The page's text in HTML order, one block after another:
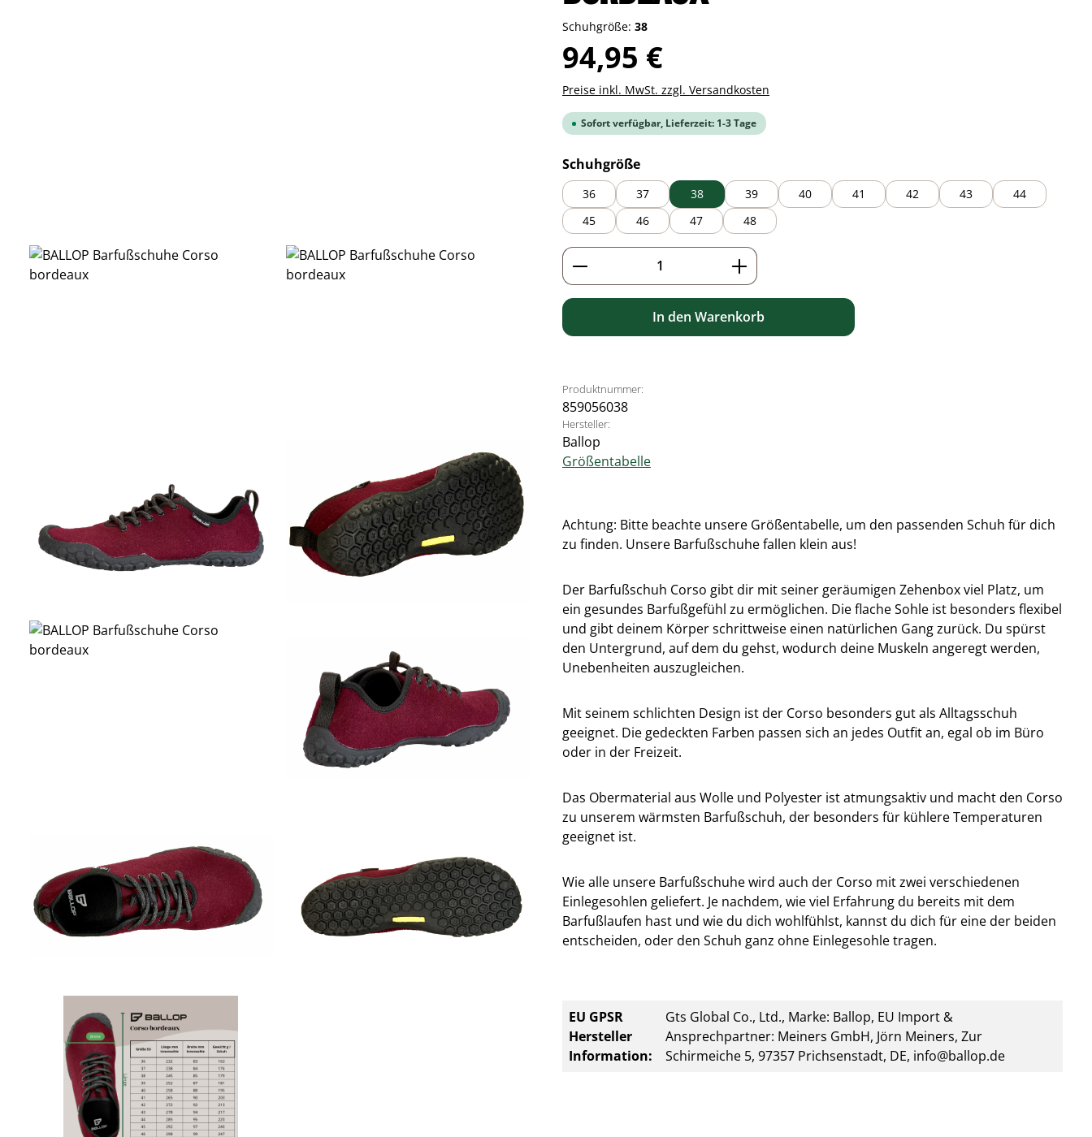
Schuhgröße: 38
Regulärer Preis:
94,95 €
Preise inkl. MwSt. zzgl. Versandkosten
Sofort verfügbar, Lieferzeit: 1-3 Tage
Schuhgrößeauswählen
36 37 38 39 40 41 42 43
44
45
46 47 48
Produkt Anzahl: Gib den gewünschten Wert ein oder
In den Warenkorb
Produktnummer:
859056038
Hersteller:
Ballop
Größentabelle
Achtung: Bitte beachte unsere Größentabelle, um den passenden Schuh für dich
zu finden. Unsere Barfußschuhe fallen klein aus!
Der Barfußschuh Corso gibt dir mit seiner geräumigen Zehenbox viel Platz, um
ein gesundes Barfußgefühl zu ermöglichen. Die flache Sohle ist besonders flexibel
und gibt deinem Körper schrittweise einen natürlichen Gang zurück. Du spürst
den Untergrund, auf dem du gehst, wodurch deine Muskeln angeregt werden,
Unebenheiten auszugleichen.
Mit seinem schlichten Design ist der Corso besonders gut als Alltagsschuh
geeignet. Die gedeckten Farben passen sich an jedes Outfit an, egal ob im Büro
oder in der Freizeit.
Das Obermaterial aus Wolle und Polyester ist atmungsaktiv und macht den Corso
zu unserem wärmsten Barfußschuh, der besonders für kühlere Temperaturen
geeignet ist.
Wie alle unsere Barfußschuhe wird auch der Corso mit zwei verschiedenen
Einlegesohlen geliefert. Je nachdem, wie viel Erfahrung du bereits mit dem
Barfußlaufen hast und wie du dich wohlfühlst, kannst du dich für eine der beiden
entscheiden, oder den Schuh ganz ohne Einlegesohle tragen.
EU GPSR
Hersteller
Information:
Gts Global Co., Ltd., Marke: Ballop, EU Import &
Ansprechpartner: Meiners GmbH, Jörn Meiners, Zur
Schirmeiche 5, 97357 Prichsenstadt, DE, info@ballop.de